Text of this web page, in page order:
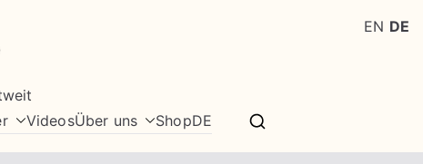
VideosÜber uns ShopDE
EN DE